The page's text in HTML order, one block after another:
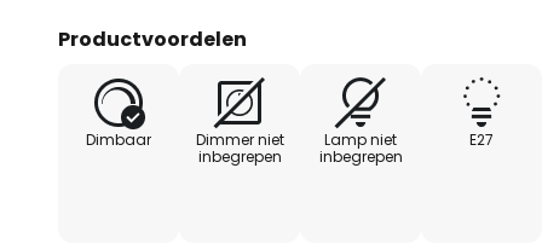
ruimte in een warme en uitnodigende sfeer
de lamp via een externe dimmer te bedienen, kan
aangepast – ideaal voor verschillende activiteiten
Productvoordelen
Dimbaar
Dimmer niet
inbegrepen
Lamp niet
inbegrepen
E27